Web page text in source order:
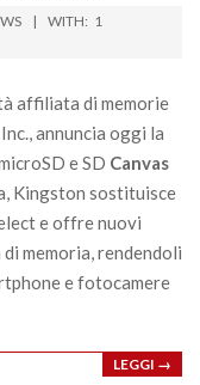
WITH: 1
affiliata di memorie
annuncia oggi la
e SD Canvas
Kingston sostituisce
e offre nuovi
memoria, rendendoli
e fotocamere
LEGGI →